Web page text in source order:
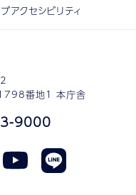
番地1 本庁舎
9000
アクセシビリティ